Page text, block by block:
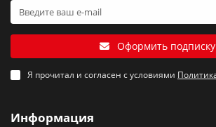
Оформить подписку
Я прочитал и согласен с условиями
Информация